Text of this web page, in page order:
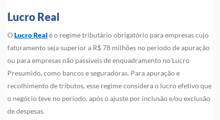
Lucro Real
OLucro Real é o regime tributário obrigatório para empresas cujo
faturamento seja superior a R$ 78 milhões no período de apuração
ou para empresas não passíveis de enquadramento no Lucro
Presumido, como bancos e seguradoras. Para apuração e
recolhimento de tributos, esse regime considera o lucro efetivo que
o negócio teve no período, após o ajuste por inclusão e/ou exclusão
de despesas.